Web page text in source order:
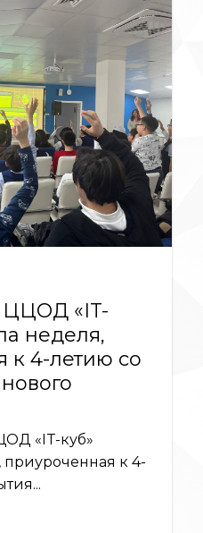
ЦЦОД «IT-
неделя,
к 4-летию со
«IT-куб»
приуроченная к 4-